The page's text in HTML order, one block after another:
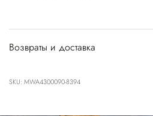
Возвраты и доставка
SKU: MWA4300090-8394